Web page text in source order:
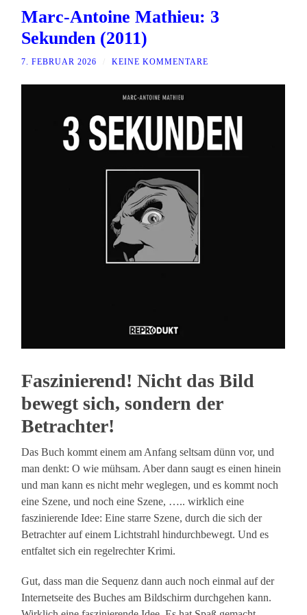
Marc-Antoine Mathieu: 3
Sekunden (2011)
7. FEBRUAR 2026 KEINE KOMMENTARE
Faszinierend! Nicht das Bild
bewegt sich, sondern der
Betrachter!
Das Buch kommt einem am Anfang seltsam dünn vor, und
man denkt: O wie mühsam. Aber dann saugt es einen hinein
und man kann es nicht mehr weglegen, und es kommt noch
eine Szene, und noch eine Szene, ….. wirklich eine
faszinierende Idee: Eine starre Szene, durch die sich der
Betrachter auf einem Lichtstrahl hindurchbewegt. Und es
entfaltet sich ein regelrechter Krimi.
Gut, dass man die Sequenz dann auch noch einmal auf der
Internetseite des Buches am Bildschirm durchgehen kann.